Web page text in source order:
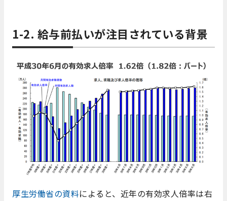
1-2. 給与前払いが注目されている背景
厚生労働省の資料によると、近年の有効求人倍率は右